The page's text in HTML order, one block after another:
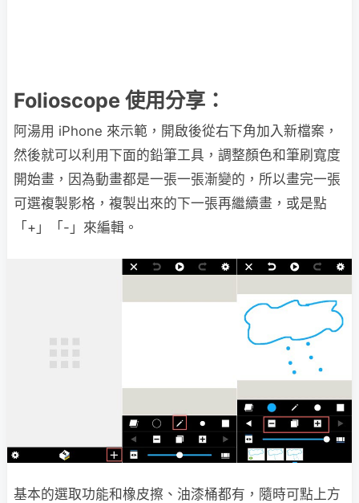
Folioscope 使用分享：
阿湯用 iPhone 來示範，開啟後從右下角加入新檔案，
然後就可以利用下面的鉛筆工具，調整顏色和筆刷寬度
開始畫，因為動畫都是一張一張漸變的，所以畫完一張
可選複製影格，複製出來的下一張再繼續畫，或是點
「+」「-」來編輯。
基本的選取功能和橡皮擦、油漆桶都有，隨時可點上方